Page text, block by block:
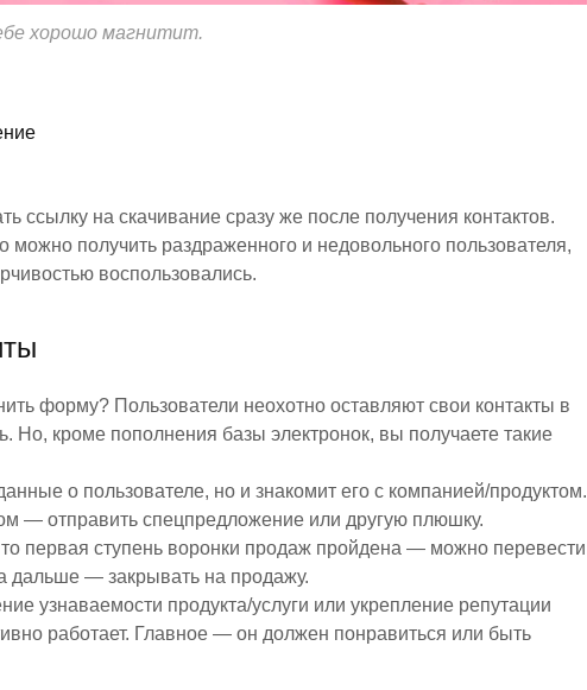
хорошо магнитит.
ссылку на скачивание сразу же после получения контактов.
можно получить раздраженного и недовольного пользователя,
воспользовались.
форму? Пользователи неохотно оставляют свои контакты в
Но, кроме пополнения базы электронок, вы получаете такие
о пользователе, но и знакомит его с компанией/продуктом.
— отправить спецпредложение или другую плюшку.
первая ступень воронки продаж пройдена — можно перевести
дальше — закрывать на продажу.
узнаваемости продукта/услуги или укрепление репутации
работает. Главное — он должен понравиться или быть